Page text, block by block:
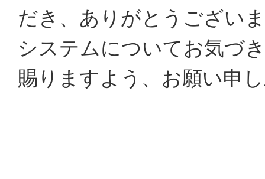
だき、ありがとうござい
システムについてお気づ
賜りますよう、お願い申